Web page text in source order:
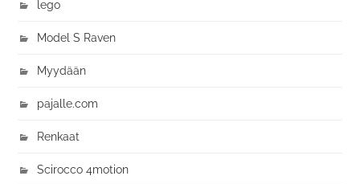
lego
Model S Raven
Myydään
pajalle.com
Renkaat
Scirocco 4motion